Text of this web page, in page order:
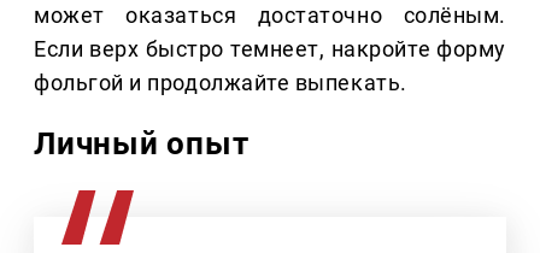
может оказаться достаточно солёным.
Если верх быстро темнеет, накройте форму
фольгой и продолжайте выпекать.
Личный опыт